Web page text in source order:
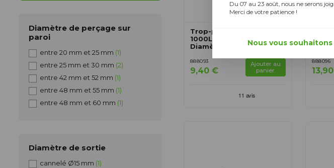
Trop-plein cuve eau
1000L - Embout droit
Diamètre 20 mm
888093
9,40 €
Ajouter au
panier
888096
Diamètre de perçage sur
paroi
entre 20 mm et 25 mm (1)
entre 25 mm et 30 mm (2)
entre 42 mm et 52 mm (1)
entre 48 mm et 55 mm (1)
entre 48 mm et 60 mm (1)
Diamètre de sortie
cannelé Ø15 mm (1)
Du 07 au 23 août, nous ne serons
Merci de votre patience !
Nous vous